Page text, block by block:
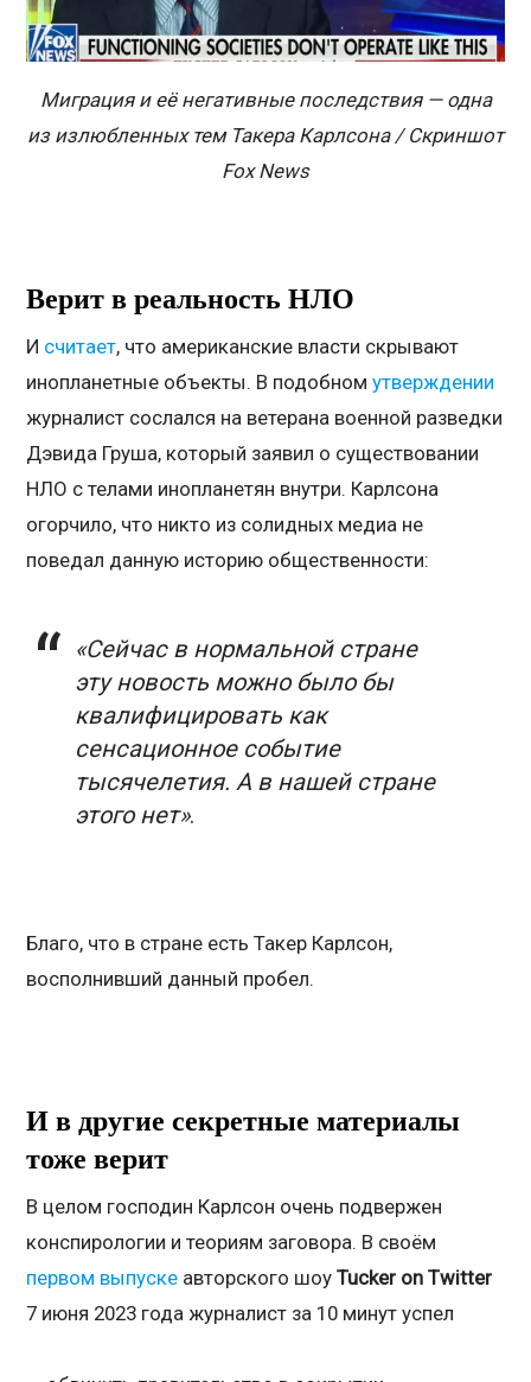
Миграция и её негативные последствия — одна
из излюбленных тем Такера Карлсона / Скриншот
Fox News
Верит в реальность НЛО
И считает, что американские власти скрывают
инопланетные объекты. В подобномутверждении
журналист сослался на ветерана военной разведки
Дэвида Груша, который заявил о существовании
НЛО с телами инопланетян внутри. Карлсона
огорчило, что никто из солидных медиа не
поведал данную историю общественности:
«Сейчас в нормальной стране
эту новость можно было бы
квалифицировать как
сенсационное событие
тысячелетия. А в нашей стране
этого нет».
Благо, что в стране есть Такер Карлсон,
восполнивший данный пробел.
И в другие секретные материалы
тоже верит
В целом господин Карлсон очень подвержен
конспирологии и теориям заговора. В своём
первом выпуске авторского шоуTucker on Twitter
7 июня 2023 года журналист за 10 минут успел